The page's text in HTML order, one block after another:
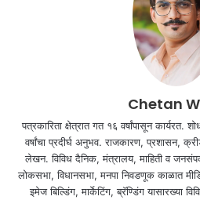
Chetan
पत्रकारिता क्षेत्रात गत १६ वर्षांपासून कार्यरत.
वर्षांचा प्रदीर्घ अनुभव. राजकारण, प्रशासन,
लेखन. विविध दैनिक, मंत्रालय, माहिती व
लोकसभा, विधानसभा, मनपा निवडणूक काळात
इमेज बिल्डिंग, मार्केटिंग, ब्रॅण्डिंग यासारख्या